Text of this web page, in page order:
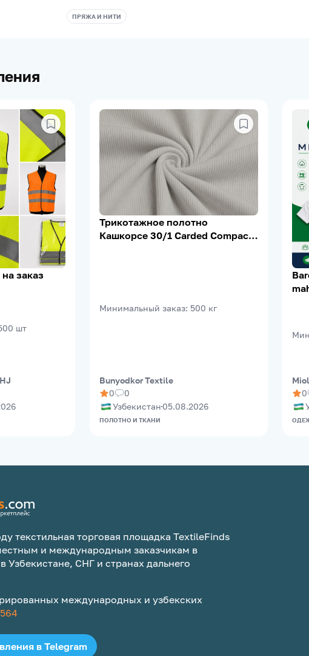
ПРЯЖА И НИТИ
заказ
шт
Трикотажное полотно
Кашкорсе 30/1 Carded Compact,
Минимальный заказ: 500 кг
Bunyodkor Textile
0
0
Узбекистан 05.08.2026
ПОЛОТНО И ТКАНИ
0
текстильная торговая площадка TextileFinds
и международным заказчикам в
Узбекистане, СНГ и странах дальнего
международных и узбекских
в Telegram